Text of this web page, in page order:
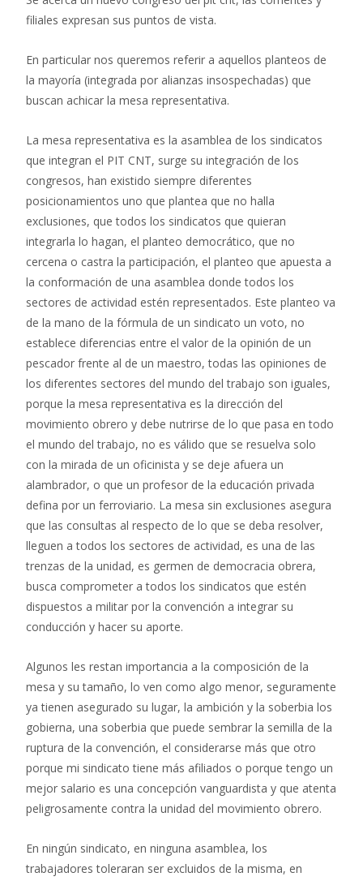
filiales expresan sus puntos de vista.
En particular nos queremos referir a aquellos planteos de
la mayoría (integrada por alianzas insospechadas) que
buscan achicar la mesa representativa.
La mesa representativa es la asamblea de los sindicatos
que integran el PIT CNT, surge su integración de los
congresos, han existido siempre diferentes
posicionamientos uno que plantea que no halla
exclusiones, que todos los sindicatos que quieran
integrarla lo hagan, el planteo democrático, que no
cercena o castra la participación, el planteo que apuesta a
la conformación de una asamblea donde todos los
sectores de actividad estén representados. Este planteo va
de la mano de la fórmula de un sindicato un voto, no
establece diferencias entre el valor de la opinión de un
pescador frente al de un maestro, todas las opiniones de
los diferentes sectores del mundo del trabajo son iguales,
porque la mesa representativa es la dirección del
movimiento obrero y debe nutrirse de lo que pasa en todo
el mundo del trabajo, no es válido que se resuelva solo
con la mirada de un oficinista y se deje afuera un
alambrador, o que un profesor de la educación privada
defina por un ferroviario. La mesa sin exclusiones asegura
que las consultas al respecto de lo que se deba resolver,
lleguen a todos los sectores de actividad, es una de las
trenzas de la unidad, es germen de democracia obrera,
busca comprometer a todos los sindicatos que estén
dispuestos a militar por la convención a integrar su
conducción y hacer su aporte.
Algunos les restan importancia a la composición de la
mesa y su tamaño, lo ven como algo menor, seguramente
ya tienen asegurado su lugar, la ambición y la soberbia los
gobierna, una soberbia que puede sembrar la semilla de la
ruptura de la convención, el considerarse más que otro
porque mi sindicato tiene más afiliados o porque tengo un
mejor salario es una concepción vanguardista y que atenta
peligrosamente contra la unidad del movimiento obrero.
En ningún sindicato, en ninguna asamblea, los
trabajadores toleraran ser excluidos de la misma, en